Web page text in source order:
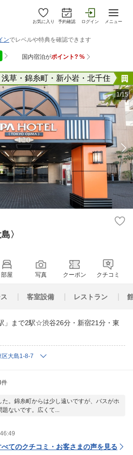
お気に入り 予約確認 ログイン メニュー
浅草・錦糸町・新小岩・北千住
1/15
〉
部屋 写真 クーポン クチコミ
客室設備 レストラン
」まで2駅☆渋谷26分・新宿21分・東
大島1-8-7
件
た。錦糸町からは少し遠いですが、バスがホ
題ないです。広くて...
べてのクチコミ・お客さまの声を見る